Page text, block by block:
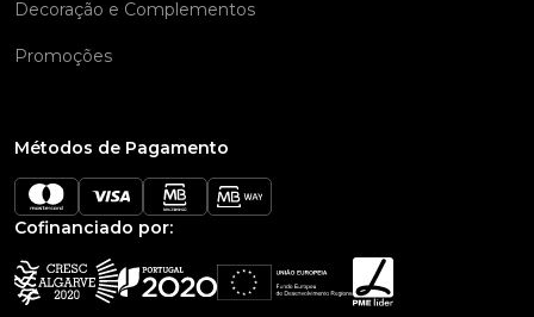
Decoração e Complementos
Promoções
Métodos de Pagamento
Cofinanciado por: